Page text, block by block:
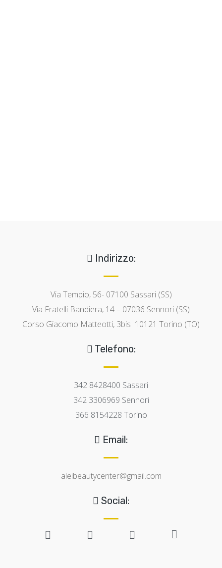
Indirizzo:
Via Tempio, 56- 07100 Sassari (SS)
Via Fratelli Bandiera, 14 – 07036 Sennori (SS)
Corso Giacomo Matteotti, 3bis 10121 Torino (TO)
Telefono:
342 8428400 Sassari
342 3306969 Sennori
366 8154228 Torino
Email:
aleibeautycenter@gmail.com
Social: